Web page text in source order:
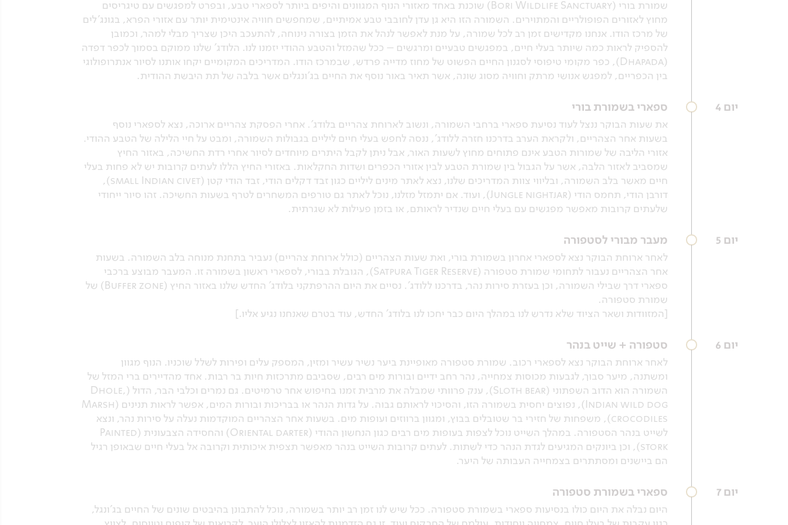
שמורת בורי (Bori Wildlife Sanctuary) שוכנת באחד מאזורי הנוף המגוונים והיפים ביותר לספארי טבע, ובפרט למפגשים עם טיגריסים
מחוץ לאזורים הפופולריים והמתוירים. השמורה הזו היא גן עדן לחובבי טבע אמיתיים, שמחפשים חוויה אינטימית יותר עם אזורי הפרא, בגונג'לים
של מרכז הודו. אנחנו מקדישים זמן רב לכל שמורה, על מנת לאפשר לנהל את הזמן בצורה נינוחה, להתעכב היכן שצריך מבלי למהר, וכמובן
להספיק לראות כמה שיותר בעלי חיים, במפגשים טבעיים ומרגשים – ככל שהמזל והטבע ההודי יזמנו לנו. הלודג' שלנו ממוקם בסמוך לכפר דפדה
(Dhapada), כפר מקומי טיפוסי לסגנון החיים הפשוט של מחוז מדייה פרדש, שבמרכז הודו. המדריכים המקומיים יקחו אותנו לסיור אנתרופולוגי
בין הכפריים, למפגש אנושי מרתק וחוויה מסוג שונה, אשר תאיר באור נוסף את החיים בג'ונגלים אשר בלבה של תת היבשת ההודית.
יום 4 ספארי בשמורת בורי
את שעות הבוקר ננצל לעוד נסיעת ספארי ברחבי השמורה, ונשוב לארוחת צהריים בלודג'. אחרי הפסקת צהריים ארוכה, נצא לספארי נוסף
בשעות אחר הצהריים, ולקראת הערב בדרכנו חזרה ללודג', ננסה לחפש בעלי חיים ליליים בגבולות השמורה, ומבט על חיי הלילה של הטבע ההודי.
אזורי הליבה של שמורות הטבע אינם פתוחים מחוץ לשעות האור, אבל ניתן לקבל היתרים מיוחדים לסיור אחרי רדת החשיכה, באזור החיץ
שמסביב לאזור הלבה, אשר על הגבול בין שמורת הטבע לבין אזורי הכפרים ושדות החקלאות. באזורי החיץ הללו לעתים קרובות יש לא פחות בעלי
חיים מאשר בלב השמורה, ובליווי צוות המדריכים שלנו, נצא לאתר מינים ליליים כגון זבד דקלים הודי, זבד הודי קטן (small Indian civet),
דורבן הודי, תחמס הודי (Jungle nightjar), ועוד. אם יתמזל מזלנו, נוכל לאתר גם טורפים המשחרים לטרף בשעות החשיכה. זהו סיור ייחודי
שלעתים קרובות מאפשר מפגשים עם בעלי חיים שנדיר לראותם, או בזמן פעילות לא שגרתית.
יום 5 מעבר מבורי לסטפורה
לאחר ארוחת הבוקר נצא לספארי אחרון בשמורת בורי, ואת שעות הצהריים (כולל ארוחת צהריים) נעביר בתחנת מנוחה בלב השמורה. בשעות
אחר הצהריים נעבור לתחומי שמורת סטפורה (Satpura Tiger Reserve), הגובלת בבורי, לספארי ראשון בשמורה זו. המעבר מבוצע ברכבי
ספארי דרך שבילי השמורה, וכן בעזרת סירות נהר, בדרכנו ללודג'. נסיים את היום ההרפתקני בלודג' החדש שלנו באזור החיץ (Buffer zone) של
שמורת סטפורה.
[המזוודות ושאר הציוד שלא נדרש לנו במהלך היום כבר יחכו לנו בלודג' החדש, עוד בטרם שאנחנו נגיע אליו.]
יום 6 סטפורה + שייט בנהר
לאחר ארוחת הבוקר נצא לספארי רכוב. שמורת סטפורה מאופיינת ביער נשיר עשיר ומזין, המספק עלים ופירות לשלל שוכניו. הנוף מגוון
ומשתנה, מיער סבוך, לגבעות מכוסות צמחייה, נהר רחב ידיים ובורות מים רבים, שסביבם מתרכזות חיות בר רבות. אחד מהדיירים ברי המזל של
השמורה הוא הדוב השפתוני (Sloth bear), ענק פרוותי שמבלה את מרבית זמנו בחיפוש אחר טרמיטים. גם נמרים וכלבי הבר, הדול (Dhole,
Indian wild dog), נפוצים יחסית בשמורה הזו, והסיכוי לראותם גבוה. על גדות הנהר או בבריכות ובורות המים, אפשר לראות תנינים (Marsh
crocodiles), משפחות של חזירי בר שטובלים בבוץ, ומגוון ברווזים ועופות מים. בשעות אחר הצהריים המוקדמות נעלה על סירות נהר, ונצא
לשייט בנהר הסטפורה. במהלך השייט נוכל לצפות בעופות מים רבים כגון הנחשון ההודי (Oriental darter) והחסידה הצבעונית (Painted
stork), וכן ביונקים המגיעים לגדת הנהר כדי לשתות. לעתים קרובות השייט בנהר מאפשר תצפית איכותית וקרובה אל בעלי חיים שבאופן רגיל
הם ביישנים ומסתתרים בצמחייה העבותה של היער.
יום 7 ספארי בשמורת סטפורה
היום נבלה את היום כולו בנסיעות ספארי בשמורת סטפורה. ככל שיש לנו זמן רב יותר בשמורה, נוכל להתבונן בהיבטים שונים של החיים בג'ונגל,